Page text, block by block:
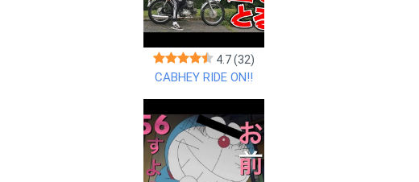
4.7(32)
CABHEY RIDE ON!!